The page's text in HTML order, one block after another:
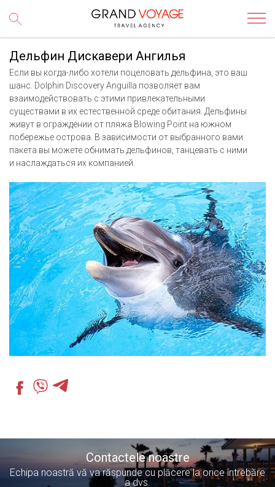
Дельфин Дискавери Ангилья
Если вы когда-либо хотели поцеловать дельфина, это ваш
шанс. Dolphin Discovery Anguilla позволяет вам
взаимодействовать с этими привлекательными
существами в их естественной среде обитания. Дельфины
живут в ограждении от пляжа Blowing Point на южном
побережье острова. В зависимости от выбранного вами
пакета вы можете обнимать дельфинов, танцевать с ними
и наслаждаться их компанией.
Contactele noastre
Echipa noastră vă va răspunde cu plăcere la orice întrebăre
a dvs.